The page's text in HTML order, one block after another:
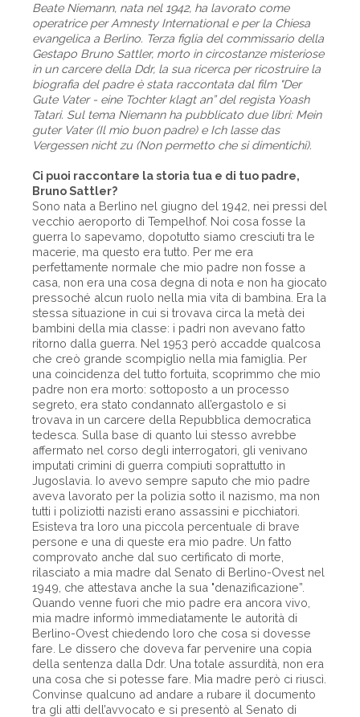
Beate Niemann, nata nel 1942, ha lavorato come
operatrice per Amnesty International e per la Chiesa
evangelica a Berlino. Terza figlia del commissario della
Gestapo Bruno Sattler, morto in circostanze misteriose
in un carcere della Ddr, la sua ricerca per ricostruire la
biografia del padre è stata raccontata dal film "Der
Gute Vater - eine Tochter klagt an” del regista Yoash
Tatari. Sul tema Niemann ha pubblicato due libri:­­ Mein
guter Vater (Il mio buon padre) e Ich lasse das
Vergessen nicht zu (Non permetto che si dimentichi).
Ci puoi raccontare la storia tua e di tuo padre,
Bruno Sattler?
Sono nata a Berlino nel giugno del 1942, nei pressi del
vecchio aeroporto di Tempelhof. Noi cosa fosse la
guerra lo sapevamo, dopotutto siamo cresciuti tra le
macerie, ma questo era tutto. Per me era
perfettamente normale che mio padre non fosse a
casa, non era una cosa degna di nota e non ha giocato
pressoché alcun ruolo nella mia vita di bambina. Era la
stessa situazione in cui si trovava circa la metà dei
bambini della mia classe: i padri non avevano fatto
ritorno dalla guerra. Nel 1953 però accadde qualcosa
che creò grande scompiglio nella mia famiglia. Per
una coincidenza del tutto fortuita, scoprimmo che mio
padre non era morto: sottoposto a un processo
segreto, era stato condannato all’ergastolo e si
trovava in un carcere della Repubblica democratica
tedesca. Sulla base di quanto lui stesso avrebbe
affermato nel corso degli interrogatori, gli venivano
imputati crimini di guerra compiuti soprattutto in
Jugoslavia. Io avevo sempre saputo che mio padre
aveva lavorato per la polizia sotto il nazismo, ma non
tutti i poliziotti nazisti erano assassini e picchiatori.
Esisteva tra loro una piccola percentuale di brave
persone e una di queste era mio padre. Un fatto
comprovato anche dal suo certificato di morte,
rilasciato a mia madre dal Senato di Berlino-Ovest nel
1949, che attestava anche la sua "denazificazione”.
Quando venne fuori che mio padre era ancora vivo,
mia madre informò immediatamente le autorità di
Berlino-Ovest chiedendo loro che cosa si dovesse
fare. Le dissero che doveva far pervenire una copia
della sentenza dalla Ddr. Una totale assurdità, non era
una cosa che si potesse fare. Mia madre però ci riuscì.
Convinse qualcuno ad andare a rubare il documento
tra gli atti dell’avvocato e si presentò al Senato di